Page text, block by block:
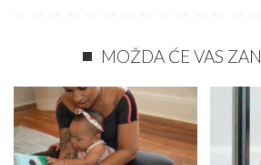
MOŽDA ĆE VAS